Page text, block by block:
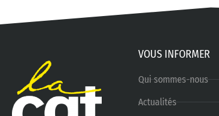
VOUS INFORMER
Qui sommes-nous
Actualités